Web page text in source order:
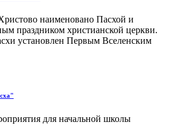
наименовано Пасхой и
праздником христианской церкви.
установлен Первым Вселенским
для начальной школы